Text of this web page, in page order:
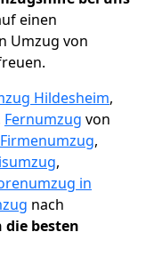
einen
Umzug von
Hildesheim,
Fernumzug von
Firmenumzug,
,
in
nach
besten